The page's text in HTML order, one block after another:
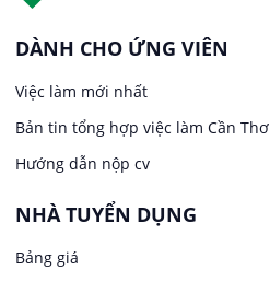
Hàng hải / Hàng không
In ấn / Xuất bản
Việc làm tại Tân An
Việc làm tại An Bình
Việc làm tại Thới An Đông
Việc làm tại Long Tuyền
Việc làm tại Hưng Phú
DÀNH CHO ỨNG VIÊN
Việc làm mới nhất
Bản tin tổng hợp việc làm Cần Thơ
Hướng dẫn nộp cv
NHÀ TUYỂN DỤNG
Bảng giá